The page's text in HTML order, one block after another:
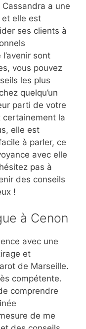
a une
et elle est
ses clients à
sont
vous pouvez
les plus
quelqu’un
parti de votre
certainement la
elle est
à parler, ce
avec elle
pas à
des conseils
!
à Cenon
avec une
et
de Marseille.
compétente.
comprendre
de me